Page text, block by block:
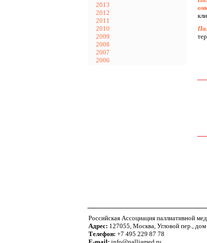
2013
2012
2011
2010
2009
2008
2007
2006
Российская Ассоциация паллиативной
Адрес: 127055, Москва, Угловой пер., дом
Телефон: +7 495 229 87 78